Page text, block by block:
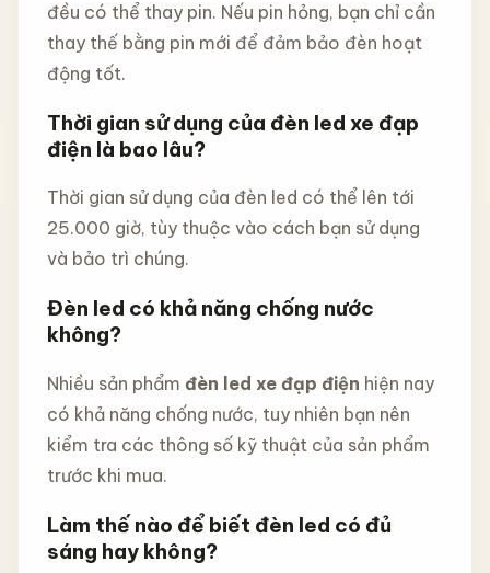
đều có thể thay pin. Nếu pin hỏng, bạn chỉ cần
thay thế bằng pin mới để đảm bảo đèn hoạt
động tốt.
Thời gian sử dụng của đèn led xe đạp
điện là bao lâu?
Thời gian sử dụng của đèn led có thể lên tới
25.000 giờ, tùy thuộc vào cách bạn sử dụng
và bảo trì chúng.
Đèn led có khả năng chống nước
không?
Nhiều sản phẩm đèn led xe đạp điện hiện nay
có khả năng chống nước, tuy nhiên bạn nên
kiểm tra các thông số kỹ thuật của sản phẩm
trước khi mua.
Làm thế nào để biết đèn led có đủ
sáng hay không?